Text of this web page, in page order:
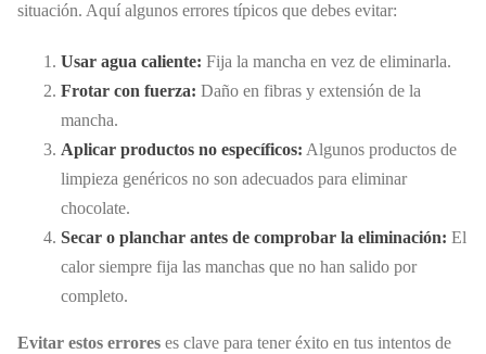
situación. Aquí algunos errores típicos que debes evitar:
Usar agua caliente: Fija la mancha en vez de eliminarla.
Frotar con fuerza: Daño en fibras y extensión de la
mancha.
Aplicar productos no específicos: Algunos productos de
limpieza genéricos no son adecuados para eliminar
chocolate.
Secar o planchar antes de comprobar la eliminación: El
calor siempre fija las manchas que no han salido por
completo.
Evitar estos errores es clave para tener éxito en tus intentos de